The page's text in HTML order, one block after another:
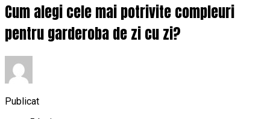
Cum alegi cele mai potrivite compleuri
pentru garderoba de zi cu zi?
Publicat